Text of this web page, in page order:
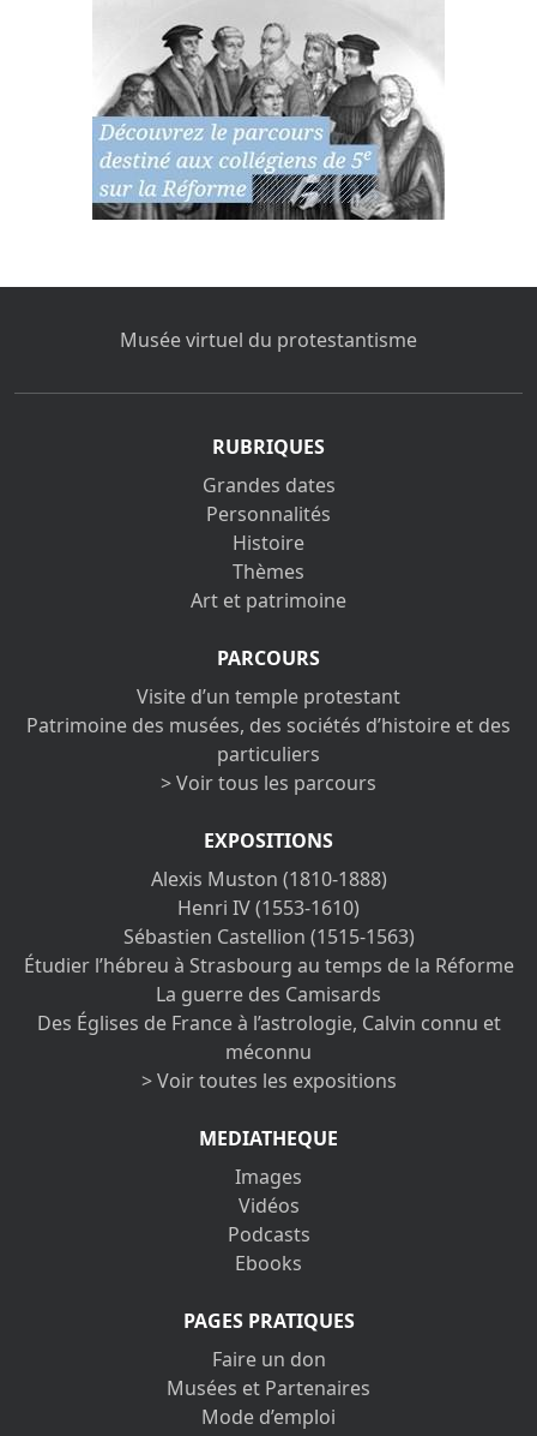
Musée virtuel du protestantisme
RUBRIQUES
Grandes dates
Personnalités
Histoire
Thèmes
Art et patrimoine
PARCOURS
Visite d’un temple protestant
Patrimoine des musées, des sociétés d’histoire et des
particuliers
> Voir tous les parcours
EXPOSITIONS
Alexis Muston (1810-1888)
Henri IV (1553-1610)
Sébastien Castellion (1515-1563)
Étudier l’hébreu à Strasbourg au temps de la Réforme
La guerre des Camisards
Des Églises de France à l’astrologie, Calvin connu et
méconnu
> Voir toutes les expositions
MEDIATHEQUE
Images
Vidéos
Podcasts
Ebooks
PAGES PRATIQUES
Faire un don
Musées et Partenaires
Mode d’emploi